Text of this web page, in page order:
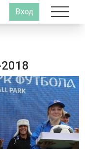
Вход